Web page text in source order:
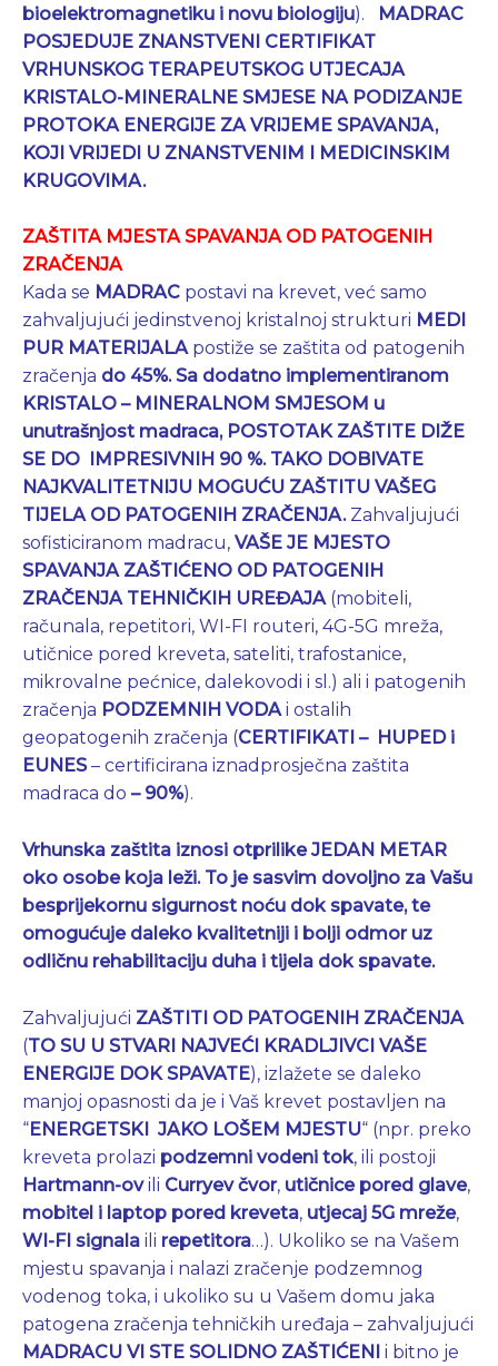
bioelektromagnetiku i novu biologiju).
MADRAC
POSJEDUJE ZNANSTVENI CERTIFIKAT
VRHUNSKOG TERAPEUTSKOG UTJECAJA
KRISTALO-MINERALNE SMJESE NA PODIZANJE
PROTOKA ENERGIJE ZA VRIJEME SPAVANJA,
KOJI VRIJEDI U ZNANSTVENIM I MEDICINSKIM
KRUGOVIMA.
ZAŠTITA MJESTA SPAVANJA OD PATOGENIH
ZRAČENJA
Kada se MADRAC postavi na krevet, već samo
zahvaljujući jedinstvenoj kristalnoj strukturi MEDI
PUR MATERIJALApostiže se zaštita od patogenih
zračenja do 45%. Sa dodatno implementiranom
KRISTALO – MINERALNOM SMJESOM u
unutrašnjost madraca, POSTOTAK ZAŠTITE DIŽE
SE DO IMPRESIVNIH 90 %. TAKO DOBIVATE
NAJKVALITETNIJU MOGUĆU ZAŠTITU VAŠEG
TIJELA OD PATOGENIH ZRAČENJA.Zahvaljujući
sofisticiranom madracu, VAŠE JE MJESTO
SPAVANJA ZAŠTIĆENO OD PATOGENIH
ZRAČENJA TEHNIČKIH UREĐAJA (mobiteli,
računala, repetitori, WI-FI routeri, 4G-5G mreža,
utičnice pored kreveta, sateliti, trafostanice,
mikrovalne pećnice, dalekovodi i sl.) ali i patogenih
zračenja PODZEMNIH VODAi ostalih
geopatogenih zračenja (CERTIFIKATI – HUPED i
EUNES– certificirana iznadprosječna zaštita
madraca do – 90%).
Vrhunska zaštita iznosi otprilike JEDAN METAR
oko osobe koja leži. To je sasvim dovoljno za Vašu
besprijekornu sigurnost noću dok spavate, te
omogućuje daleko kvalitetniji i bolji odmor uz
odličnu rehabilitaciju duha i tijela dok spavate.
Zahvaljujući ZAŠTITI OD PATOGENIH ZRAČENJA
(TO SU U STVARI NAJVEĆI KRADLJIVCI VAŠE
ENERGIJE DOK SPAVATE), izlažete se daleko
manjoj opasnosti da je i Vaš krevet postavljen na
“ENERGETSKI JAKO LOŠEM MJESTU“ (npr. preko
kreveta prolazi podzemni vodeni tok, ili postoji
Hartmann-ovili Curryev čvor, utičnice pored glave,
mobitel i laptop pored kreveta, utjecaj 5G mreže,
WI-FI signala ili repetitora…). Ukoliko se na Vašem
mjestu spavanja i nalazi zračenje podzemnog
vodenog toka, i ukoliko su u Vašem domu jaka
patogena zračenja tehničkih uređaja – zahvaljujući
MADRACU VI STE SOLIDNO ZAŠTIĆENI i bitno je